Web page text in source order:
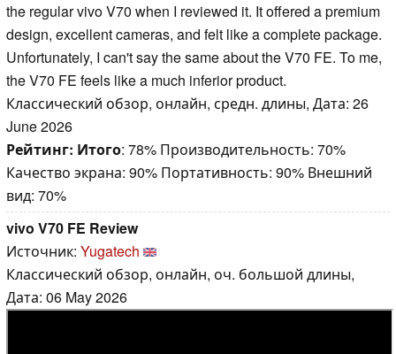
the regular vivo V70 when I reviewed it. It offered a premium
design, excellent cameras, and felt like a complete package.
Unfortunately, I can't say the same about the V70 FE. To me,
the V70 FE feels like a much inferior product.
Классический обзор, онлайн, средн. длины, Дата: 26
June 2026
Рейтинг: Итого: 78% Производительность: 70%
Качество экрана: 90% Портативность: 90% Внешний
вид: 70%
vivo V70 FE Review
Источник: Yugatech
Классический обзор, онлайн, оч. большой длины,
Дата: 06 May 2026